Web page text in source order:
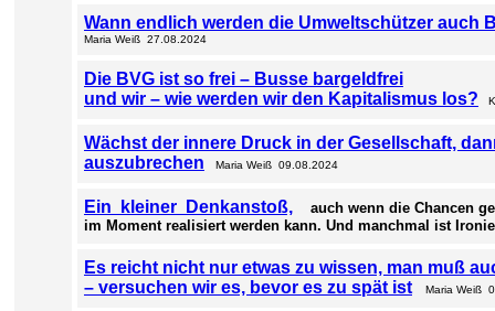
Wann endlich werden die Umweltschützer auch
Maria Weiß 27.08.2024
Die BVG ist so frei – Busse bargeldfrei
und wir – wie werden wir den Kapitalismus los?
Wächst der innere Druck in der Gesellschaft,
auszubrechen
Maria Weiß 09.08.2024
Ein kleiner Denkanstoß,
auch wenn die Chancen
im Moment realisiert werden kann. Und manchmal ist
Es reicht nicht nur etwas zu wissen, man muß
– versuchen wir es, bevor es zu spät ist
Maria Weiß